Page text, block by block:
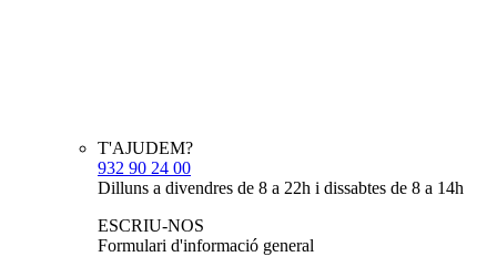
T'AJUDEM?
932 90 24 00
Dilluns a divendres de 8 a 22h i dissabtes de 8 a 14h
ESCRIU-NOS
Formulari d'informació general